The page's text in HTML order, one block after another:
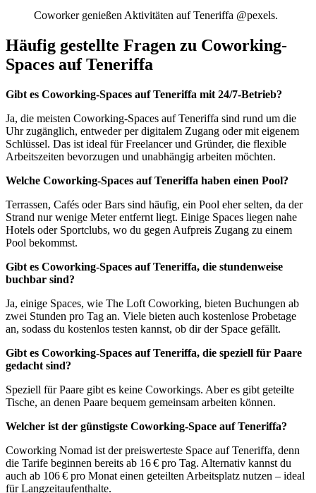
Coworker genießen Aktivitäten auf Teneriffa @pexels.
Häufig gestellte Fragen zu Coworking-
Spaces auf Teneriffa
Gibt es Coworking-Spaces auf Teneriffa mit 24/7-Betrieb?
Ja, die meisten Coworking-Spaces auf Teneriffa sind rund um die
Uhr zugänglich, entweder per digitalem Zugang oder mit eigenem
Schlüssel. Das ist ideal für Freelancer und Gründer, die flexible
Arbeitszeiten bevorzugen und unabhängig arbeiten möchten.
Welche Coworking-Spaces auf Teneriffa haben einen Pool?
Terrassen, Cafés oder Bars sind häufig, ein Pool eher selten, da der
Strand nur wenige Meter entfernt liegt. Einige Spaces liegen nahe
Hotels oder Sportclubs, wo du gegen Aufpreis Zugang zu einem
Pool bekommst.
Gibt es Coworking-Spaces auf Teneriffa, die stundenweise
buchbar sind?
Ja, einige Spaces, wie The Loft Coworking, bieten Buchungen ab
zwei Stunden pro Tag an. Viele bieten auch kostenlose Probetage
an, sodass du kostenlos testen kannst, ob dir der Space gefällt.
Gibt es Coworking-Spaces auf Teneriffa, die speziell für Paare
gedacht sind?
Speziell für Paare gibt es keine Coworkings. Aber es gibt geteilte
Tische, an denen Paare bequem gemeinsam arbeiten können.
Welcher ist der günstigste Coworking-Space auf Teneriffa?
Coworking Nomad ist der preiswerteste Space auf Teneriffa, denn
die Tarife beginnen bereits ab 16 € pro Tag. Alternativ kannst du
auch ab 106 € pro Monat einen geteilten Arbeitsplatz nutzen – ideal
für Langzeitaufenthalte.